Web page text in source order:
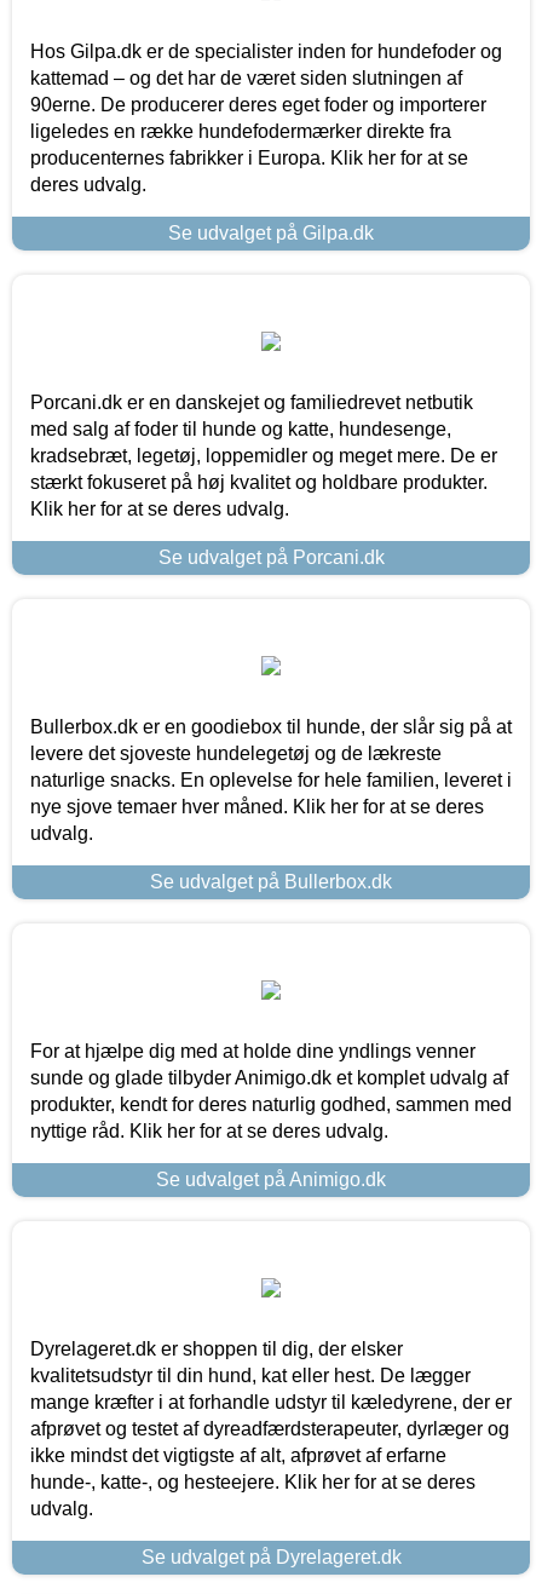
Hos Gilpa.dk er de specialister inden for hundefoder og
kattemad – og det har de været siden slutningen af
90erne. De producerer deres eget foder og importerer
ligeledes en række hundefodermærker direkte fra
producenternes fabrikker i Europa. Klik her for at se
deres udvalg.
Se udvalget på Gilpa.dk
Porcani.dk er en danskejet og familiedrevet netbutik
med salg af foder til hunde og katte, hundesenge,
kradsebræt, legetøj, loppemidler og meget mere. De er
stærkt fokuseret på høj kvalitet og holdbare produkter.
Klik her for at se deres udvalg.
Se udvalget på Porcani.dk
Bullerbox.dk er en goodiebox til hunde, der slår sig på at
levere det sjoveste hundelegetøj og de lækreste
naturlige snacks. En oplevelse for hele familien, leveret i
nye sjove temaer hver måned. Klik her for at se deres
udvalg.
Se udvalget på Bullerbox.dk
For at hjælpe dig med at holde dine yndlings venner
sunde og glade tilbyder Animigo.dk et komplet udvalg af
produkter, kendt for deres naturlig godhed, sammen med
nyttige råd. Klik her for at se deres udvalg.
Se udvalget på Animigo.dk
Dyrelageret.dk er shoppen til dig, der elsker
kvalitetsudstyr til din hund, kat eller hest. De lægger
mange kræfter i at forhandle udstyr til kæledyrene, der er
afprøvet og testet af dyreadfærdsterapeuter, dyrlæger og
ikke mindst det vigtigste af alt, afprøvet af erfarne
hunde-, katte-, og hesteejere. Klik her for at se deres
udvalg.
Se udvalget på Dyrelageret.dk